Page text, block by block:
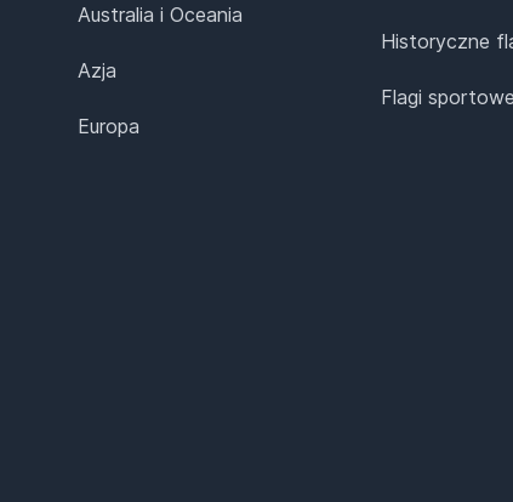
Australia i Oceania
Azja
Europa
Historyczne
Flagi sportowe